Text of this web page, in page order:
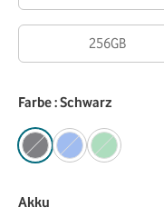
256GB
Farbe : Schwarz
Akku